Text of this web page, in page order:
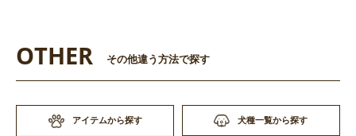
OTHER その他違う方法で探す
アイテムから探す 犬種一覧から探す